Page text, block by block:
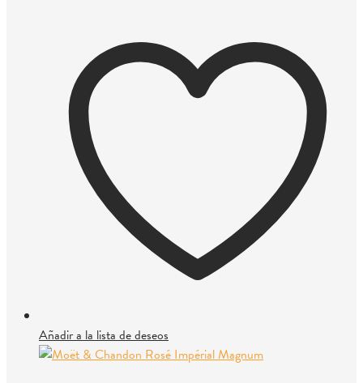
Añadir a la lista de deseos